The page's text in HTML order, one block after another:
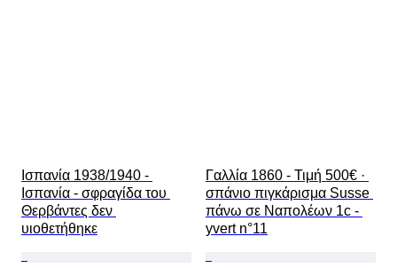
Ισπανία 1938/1940 -
Ισπανία - σφραγίδα του
Θερβάντες δεν
υιοθετήθηκε
Γαλλία 1860 - Τιμή 500€ ·
σπάνιο πιγκάρισμα Susse
πάνω σε Ναπολέων 1c -
yvert n°11